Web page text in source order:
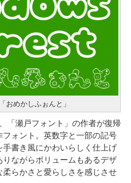
おめかしふぉんと」
「瀬戸フォント」の作者が復帰
ォント。英数字と一部の記号
手書き風にかわいらしく仕上げ
ながらボリュームもあるデザ
らかさと愛らしさを感じさせ